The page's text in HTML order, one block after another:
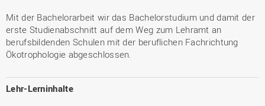
Mit der Bachelorarbeit wir das Bachelorstudium und damit der
erste Studienabschnitt auf dem Weg zum Lehramt an
berufsbildenden Schulen mit der beruflichen Fachrichtung
Ökotrophologie abgeschlossen.
Lehr-Lerninhalte